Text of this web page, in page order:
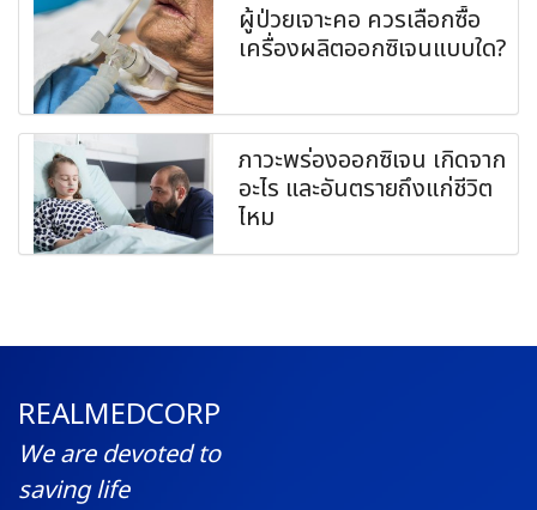
ผู้ป่วยเจาะคอ ควรเลือกซื้อ
เครื่องผลิตออกซิเจนแบบใด?
ภาวะพร่องออกซิเจน เกิดจาก
อะไร และอันตรายถึงแก่ชีวิต
ไหม
REALMEDCORP
We are devoted to
saving life